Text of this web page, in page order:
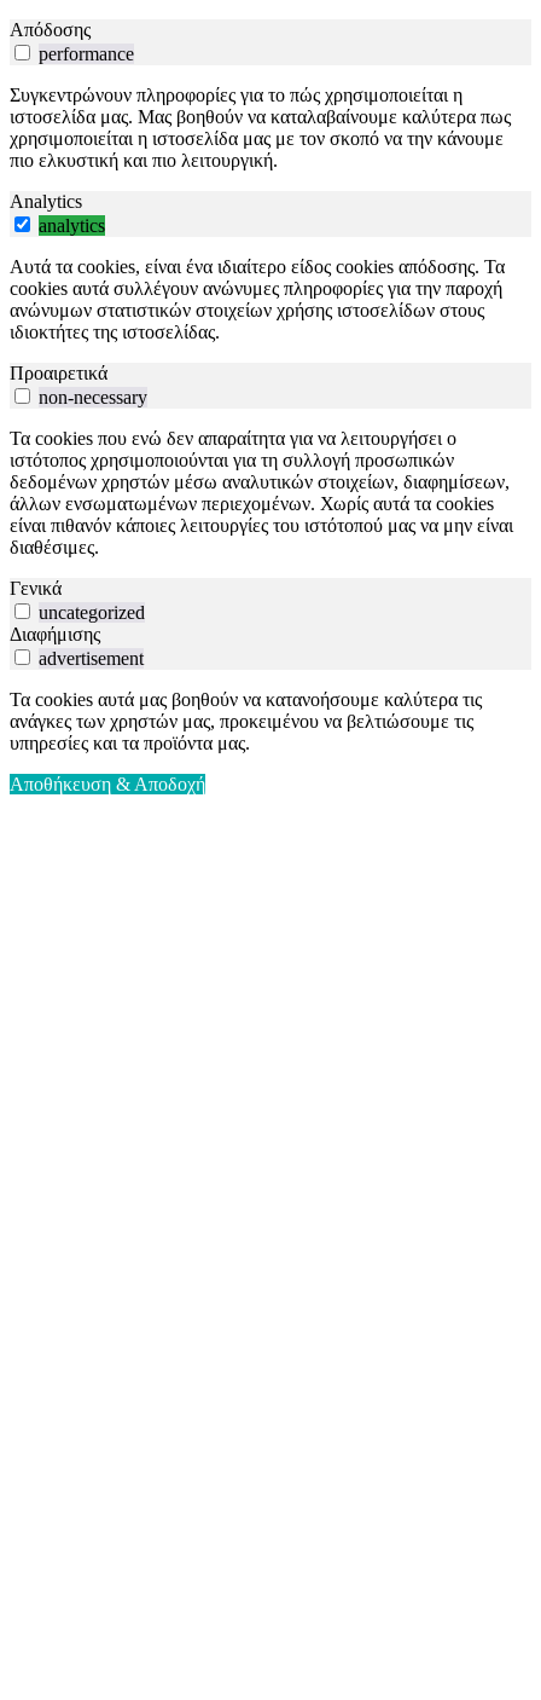
Απόδοσης
performance
Συγκεντρώνουν πληροφορίες για το πώς χρησιμοποιείται η
ιστοσελίδα μας. Μας βοηθούν να καταλαβαίνουμε καλύτερα πως
χρησιμοποιείται η ιστοσελίδα μας με τον σκοπό να την κάνουμε
πιο ελκυστική και πιο λειτουργική.
Analytics
analytics
Αυτά τα cookies, είναι ένα ιδιαίτερο είδος cookies απόδοσης. Τα
cookies αυτά συλλέγουν ανώνυμες πληροφορίες για την παροχή
ανώνυμων στατιστικών στοιχείων χρήσης ιστοσελίδων στους
ιδιοκτήτες της ιστοσελίδας.
Προαιρετικά
non-necessary
Τα cookies που ενώ δεν απαραίτητα για να λειτουργήσει ο
ιστότοπος χρησιμοποιούνται για τη συλλογή προσωπικών
δεδομένων χρηστών μέσω αναλυτικών στοιχείων, διαφημίσεων,
άλλων ενσωματωμένων περιεχομένων. Χωρίς αυτά τα cookies
είναι πιθανόν κάποιες λειτουργίες του ιστότοπού μας να μην είναι
διαθέσιμες.
Γενικά
uncategorized
Διαφήμισης
advertisement
Τα cookies αυτά μας βοηθούν να κατανοήσουμε καλύτερα τις
ανάγκες των χρηστών μας, προκειμένου να βελτιώσουμε τις
υπηρεσίες και τα προϊόντα μας.
Αποθήκευση & Αποδοχή